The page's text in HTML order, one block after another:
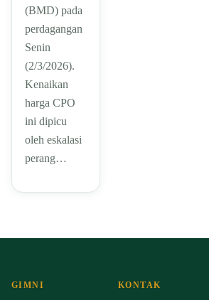
(BMD) pada
perdagangan
Senin
(2/3/2026).
Kenaikan
harga CPO
ini dipicu
oleh eskalasi
perang…
GIMNI KONTAK